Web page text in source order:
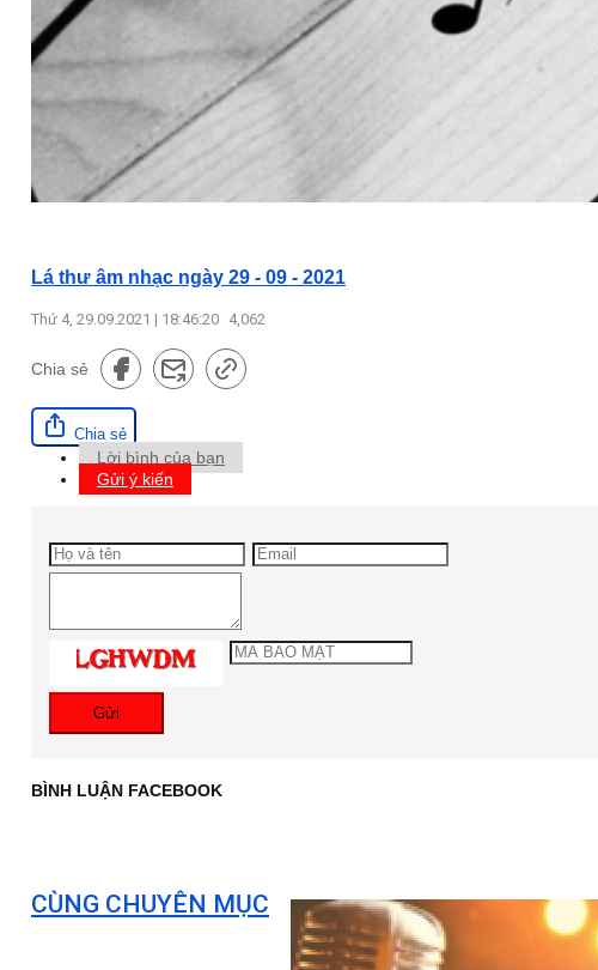
Lá thư âm nhạc ngày 29 - 09 - 2021
Thứ 4, 29.09.2021 | 18:46:20 4,062
Chia sẻ
Chia sẻ
Lời bình của bạn
Gửi ý kiến
Gửi
BÌNH LUẬN FACEBOOK
CÙNG CHUYÊN MỤC